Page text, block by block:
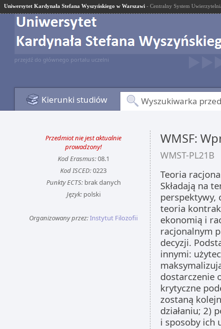
Uniwersytet Kardynała Stefana Wyszyńskiego w Warszawi - Centralny System
przejdź do głównego portalu uczelni
Kierunki studiów Wyszukiwarka
Przedmiot nie jest aktualnie
prowadzony!
Kod Erasmus:08.1
Kod ISCED:0223
Punkty ECTS:brak danych
Język:polski
Organizowany przez:Instytut Filozofii
WMSF:
WMST-PL21B
Teoria
Składają na
perspektywy,
teoria
ekonomią i
racjonalnym
decyzji.
innymi:
dostarczenie
krytyczne
zostaną
działaniu; 2)
i sposoby ich